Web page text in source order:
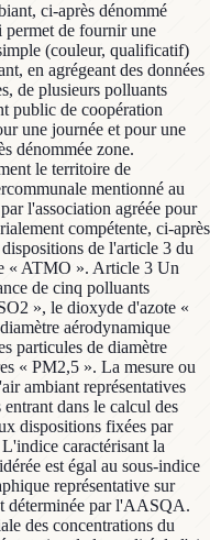
ci-après dénommé
de fournir une
(couleur, qualificatif)
en agrégeant des données
de plusieurs polluants
public de coopération
une journée et pour une
dénommée zone.
le territoire de
mentionné au
l'association agréée pour
compétente, ci-après
de l'article 3 du
« ATMO ». Article 3 Un
de cinq polluants
», le dioxyde d'azote «
aérodynamique
particules de diamètre
« PM2,5 ». La mesure ou
ambiant représentatives
dans le calcul des
dispositions fixées par
caractérisant la
est égal au sous-indice
représentative sur
déterminée par l'AASQA.
des concentrations du